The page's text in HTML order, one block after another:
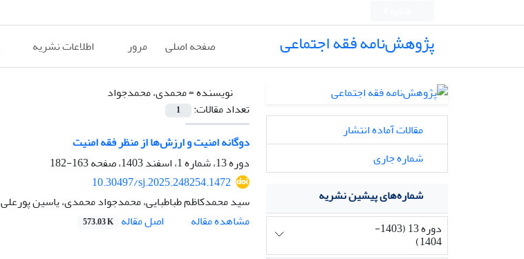
پژوهش‌نامه فقه اجتماعی صفحه اصلی مرور اطلاعات نشریه
نویسنده =محمدی، محمدجواد
تعداد مقالات:
1
دوگانه امنیت و ارزش‌ها از منظر فقه امنیت
دوره 13، شماره 1، اسفند 1403، صفحه
163-182
10.30497/sj.2025.248254.1472
سید محمدکاظم طباطبایی، محمدجواد محمدی، یاسین پورعلی
مشاهده مقاله
اصل مقاله 573.03 K
مقالات آماده انتشار
شماره جاری
شماره‌های پیشین نشریه
دوره 13 (1403-
1404)